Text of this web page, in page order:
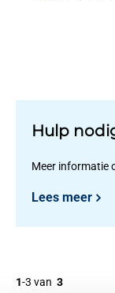
Hulp
Meer informatie
Lees meer
1-3 van 3